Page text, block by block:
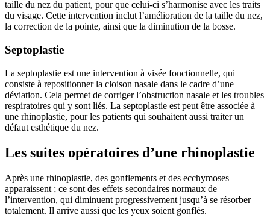
taille du nez du patient, pour que celui-ci s’harmonise avec les traits
du visage. Cette intervention inclut l’amélioration de la taille du nez,
la correction de la pointe, ainsi que la diminution de la bosse.
Septoplastie
La septoplastie est une intervention à visée fonctionnelle, qui
consiste à repositionner la cloison nasale dans le cadre d’une
déviation. Cela permet de corriger l’obstruction nasale et les troubles
respiratoires qui y sont liés. La septoplastie est peut être associée à
une rhinoplastie, pour les patients qui souhaitent aussi traiter un
défaut esthétique du nez.
Les suites opératoires d’une rhinoplastie
Après une rhinoplastie, des gonflements et des ecchymoses
apparaissent ; ce sont des effets secondaires normaux de
l’intervention, qui diminuent progressivement jusqu’à se résorber
totalement. Il arrive aussi que les yeux soient gonflés.